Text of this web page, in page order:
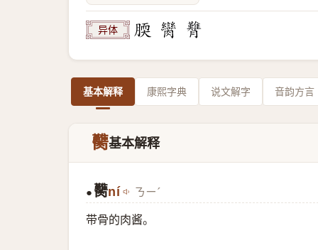
异体
基本解释 康熙字典 说文解字 音韵方言
臡基本解释
● 臡ní ㄋㄧˊ
带骨的肉酱。